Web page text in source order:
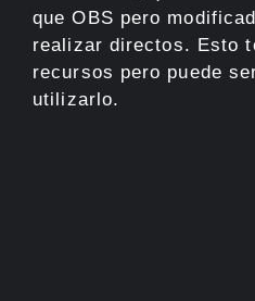
que OBS pero
realizar directos. Esto
recursos pero puede
utilizarlo.